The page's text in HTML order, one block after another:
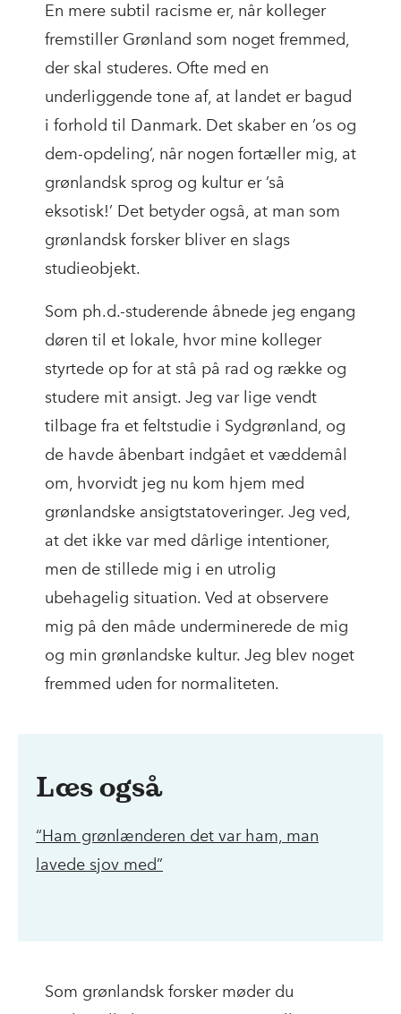
En mere subtil racisme er, når kolleger
fremstiller Grønland som noget fremmed,
der skal studeres. Ofte med en
underliggende tone af, at landet er bagud
i forhold til Danmark. Det skaber en ’os og
dem-opdeling’, når nogen fortæller mig, at
grønlandsk sprog og kultur er ’så
eksotisk!’ Det betyder også, at man som
grønlandsk forsker bliver en slags
studieobjekt.
Som ph.d.-studerende åbnede jeg engang
døren til et lokale, hvor mine kolleger
styrtede op for at stå på rad og række og
studere mit ansigt. Jeg var lige vendt
tilbage fra et feltstudie i Sydgrønland, og
de havde åbenbart indgået et væddemål
om, hvorvidt jeg nu kom hjem med
grønlandske ansigtstatoveringer. Jeg ved,
at det ikke var med dårlige intentioner,
men de stillede mig i en utrolig
ubehagelig situation. Ved at observere
mig på den måde underminerede de mig
og min grønlandske kultur. Jeg blev noget
fremmed uden for normaliteten.
Læs også
“Ham grønlænderen det var ham, man
lavede sjov med”
Som grønlandsk forsker møder du